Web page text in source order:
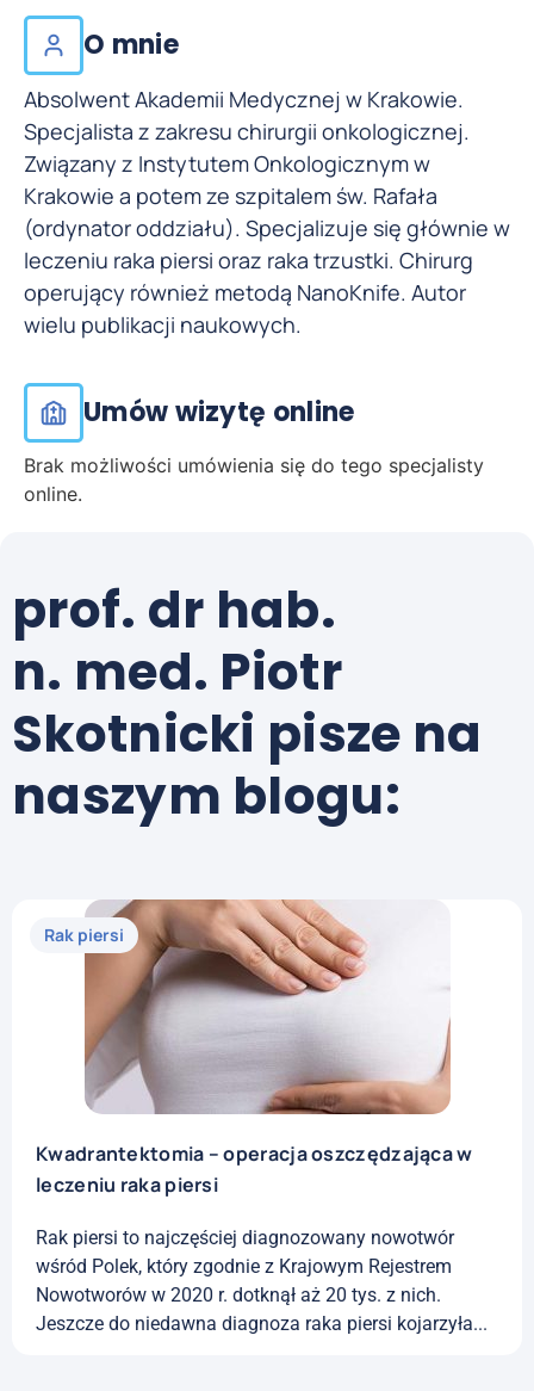
O mnie
Absolwent Akademii Medycznej w Krakowie.
Specjalista z zakresu chirurgii onkologicznej.
Związany z Instytutem Onkologicznym w
Krakowie a potem ze szpitalem św. Rafała
(ordynator oddziału). Specjalizuje się głównie w
leczeniu raka piersi oraz raka trzustki. Chirurg
operujący również metodą NanoKnife. Autor
wielu publikacji naukowych.
Umów wizytę online
Brak możliwości umówienia się do tego specjalisty
online.
prof. dr hab.
n. med. Piotr
Skotnicki pisze na
naszym blogu:
Rak piersi
Kwadrantektomia – operacja oszczędzająca w
leczeniu raka piersi
Rak piersi to najczęściej diagnozowany nowotwór
wśród Polek, który zgodnie z Krajowym Rejestrem
Nowotworów w 2020 r. dotknął aż 20 tys. z nich.
Jeszcze do niedawna diagnoza raka piersi kojarzyła...